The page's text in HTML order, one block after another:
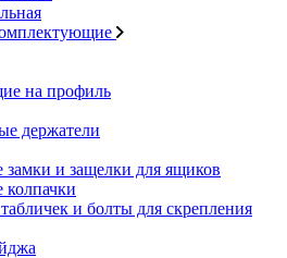
на профиль
держатели
замки и защелки для ящиков
колпачки
и болты для скрепления